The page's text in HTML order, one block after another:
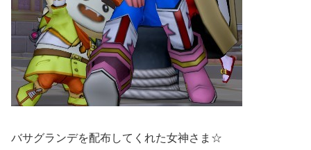
バサグランデを配布してくれた女神さま☆